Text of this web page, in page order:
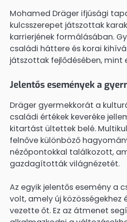
Mohamed Dräger ifjúsági
kulcsszerepet játszottak
karrierjének formálásában.
családi háttere és korai
játszottak fejlődésében, mint
Jelentős események a
Dräger gyermekkorát a
családi értékek keveréke
kitartást ültettek belé.
felnőve különböző
nézőpontokkal találkozott,
gazdagították világnézetét.
Az egyik jelentős esemény a
volt, amely új
vezette őt. Ez az átmenet